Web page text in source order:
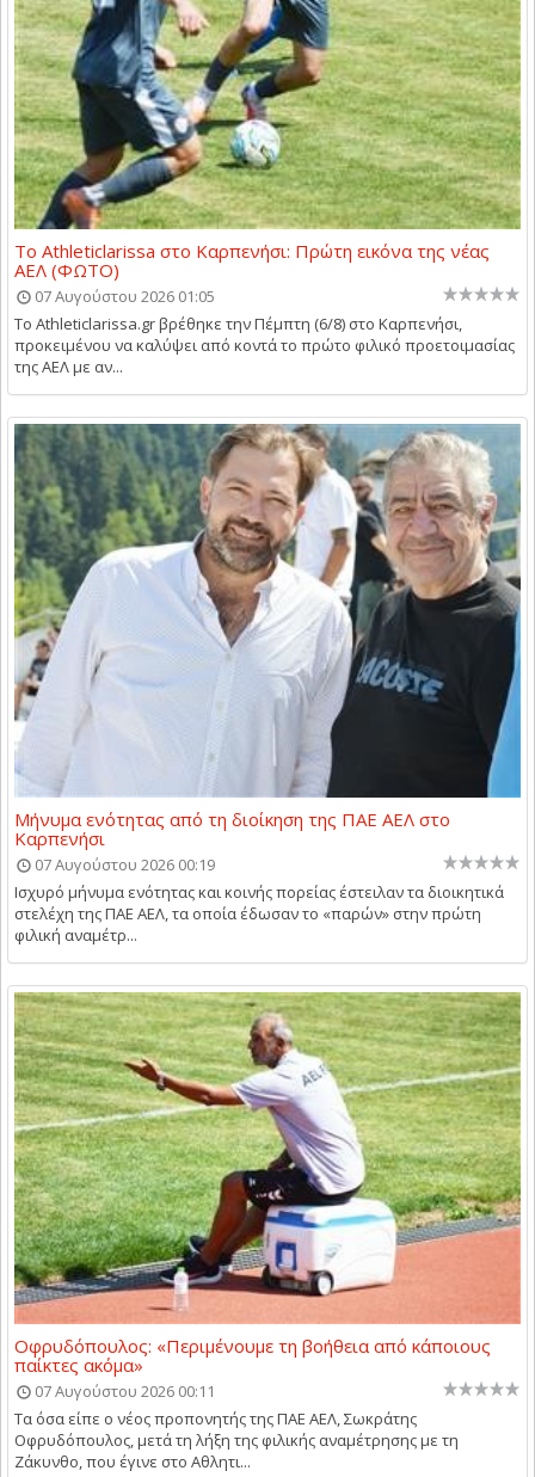
Το Athleticlarissa στο Καρπενήσι: Πρώτη εικόνα της νέας
ΑΕΛ (ΦΩΤΟ)
07 Αυγούστου 2026 01:05
Το Athleticlarissa.gr βρέθηκε την Πέμπτη (6/8) στο Καρπενήσι,
προκειμένου να καλύψει από κοντά το πρώτο φιλικό προετοιμασίας
της ΑΕΛ με αν...
Μήνυμα ενότητας από τη διοίκηση της ΠΑΕ ΑΕΛ στο
Καρπενήσι
07 Αυγούστου 2026 00:19
Ισχυρό μήνυμα ενότητας και κοινής πορείας έστειλαν τα διοικητικά
στελέχη της ΠΑΕ ΑΕΛ, τα οποία έδωσαν το «παρών» στην πρώτη
φιλική αναμέτρ...
Οφρυδόπουλος: «Περιμένουμε τη βοήθεια από κάποιους
παίκτες ακόμα»
07 Αυγούστου 2026 00:11
Τα όσα είπε ο νέος προπονητής της ΠΑΕ ΑΕΛ, Σωκράτης
Οφρυδόπουλος, μετά τη λήξη της φιλικής αναμέτρησης με τη
Ζάκυνθο, που έγινε στο Αθλητι...